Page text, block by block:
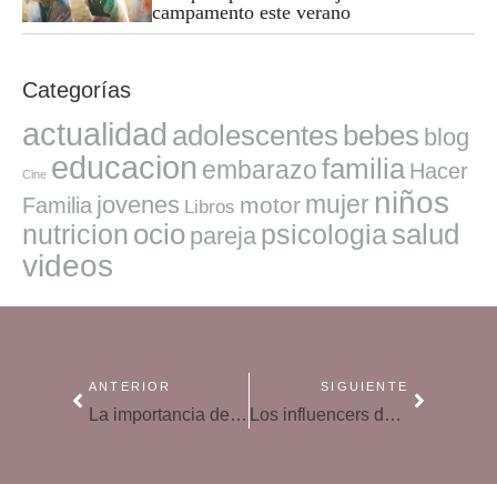
campamento este verano
Categorías
actualidad adolescentes bebes blog
Cine educacion embarazofamilia Hacer
Familia jovenes Libros motor mujer niños
nutricion ocio pareja psicologiasalud
videos
ANTERIOR
La importancia de la orientación laboral en jóvenes
SIGUIENTE
Los influencers determinan el 30 por ciento de las compras en jóvenes